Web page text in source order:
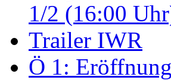
1/2 (16:00
Trailer IWR
Ö 1: